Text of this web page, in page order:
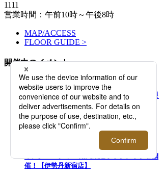
1111
営業時間：午前10時～午後8時
MAP/ACCESS
FLOOR GUIDE >
開催中のイベント
2026.08.05 - 08.11
「マウリッツハイス美術館」×＜タグス ワー
キングパーティ＞ 期間限定ポップアップを開
催！【伊勢丹新宿店】